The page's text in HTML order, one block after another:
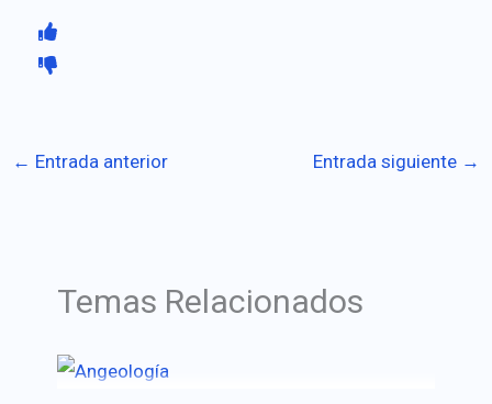
← Entrada anterior Entrada siguiente →
Temas Relacionados